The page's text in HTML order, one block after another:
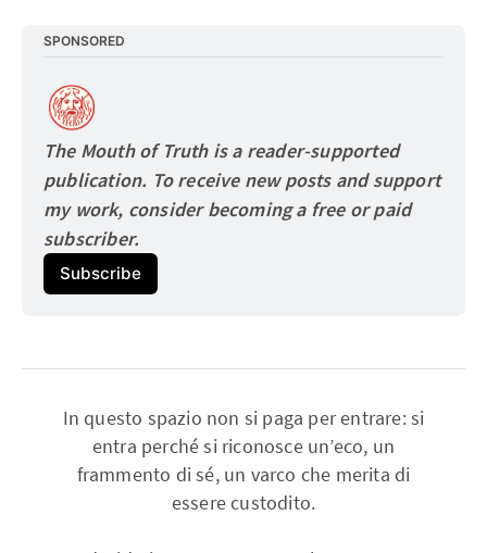
SPONSORED
The Mouth of Truth is a reader-supported
publication. To receive new posts and support
my work, consider becoming a free or paid
subscriber.
Subscribe
In questo spazio non si paga per entrare: si
entra perché si riconosce un’eco, un
frammento di sé, un varco che merita di
essere custodito.